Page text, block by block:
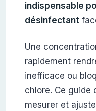
indispensable
désinfectant
Une
rapidement
inefficace ou
chlore. Ce guide
mesurer et